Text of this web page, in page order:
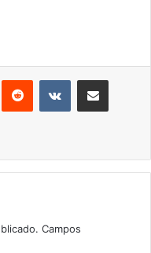
Reddit VK Compartilhar via e-mail
Campos